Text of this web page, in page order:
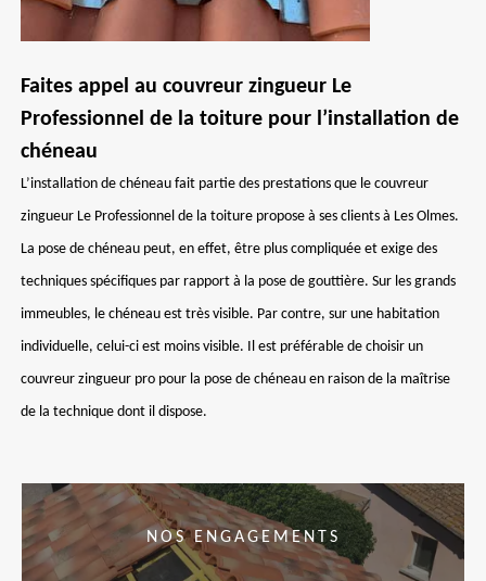
Faites appel au couvreur zingueur Le
Professionnel de la toiture pour l’installation de
chéneau
L’installation de chéneau fait partie des prestations que le couvreur
zingueur Le Professionnel de la toiture propose à ses clients à Les Olmes.
La pose de chéneau peut, en effet, être plus compliquée et exige des
techniques spécifiques par rapport à la pose de gouttière. Sur les grands
immeubles, le chéneau est très visible. Par contre, sur une habitation
individuelle, celui-ci est moins visible. Il est préférable de choisir un
couvreur zingueur pro pour la pose de chéneau en raison de la maîtrise
de la technique dont il dispose.
NOS ENGAGEMENTS